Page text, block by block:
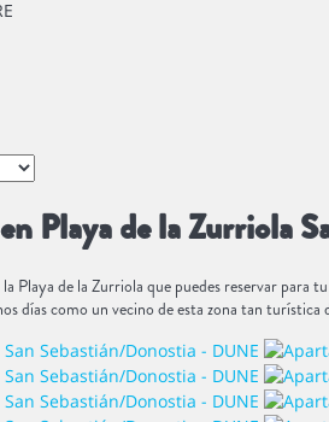
Playa de la Zurriola
Playa de la Zurriola que puedes reservar para
días como un vecino de esta zona tan turística